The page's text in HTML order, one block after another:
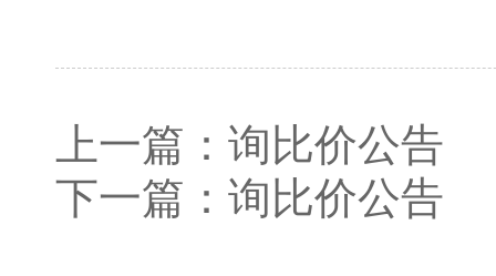
上一篇： 询比价公告
下一篇： 询比价公告